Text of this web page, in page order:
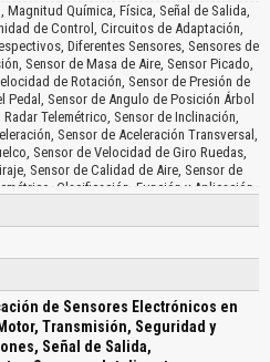
Química, Física, Señal de Salida,
de Control, Circuitos de Adaptación,
Diferentes Sensores, Sensores de
Sensor de Masa de Aire, Sensor Picado,
de Rotación, Sensor de Presión de
Sensor de Angulo de Posición Árbol
Telemétrico, Sensor de Inclinación,
Sensor de Aceleración Transversal,
Sensor de Velocidad de Giro Ruedas,
Sensor de Calidad de Aire, Sensor de
Clasificación, Función y Aplicación,
de Salida, Procesamiento de Señales en
Señales de Entrada Digitales, Señales
Diagnostico, Particularidades de
Medidas de Desarrollo, Alta Fiabilidad,
Alta Precisión, Alta Fiabilidad,
de Funcionamiento, Mecanices,
en la Integración de los Sensores para el
Señales, Convertidor Analógico, Unidad
en la Evolución de dos Sensores,
de Sensores Electrónicos en
Transmisión, Seguridad y
Señal de Salida,